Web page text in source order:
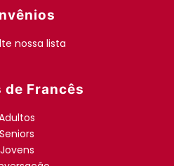
nossa lista
de Francês
Seniors
Jovens